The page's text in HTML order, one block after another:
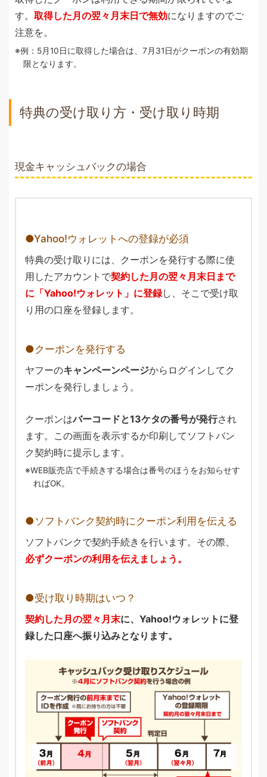
す。 取得した月の翌々月末日で無効になりますのでご
注意を。
例：5月10日に取得した場合は、7月31日がクーポンの有効期
限となります。
特典の受け取り方・受け取り時期
現金キャッシュバックの場合
Yahoo!ウォレットへの登録が必須
特典の受け取りには、クーポンを発行する際に使
用したアカウントで契約した月の翌々月末日まで
に「Yahoo!ウォレット」に登録し、そこで受け取
り用の口座を登録します。
クーポンを発行する
ヤフーのキャンペーンページからログインしてク
ーポンを発行しましょう。
クーポンはバーコードと13ケタの番号が発行され
ます。この画面を表示するか印刷してソフトバン
ク契約時に提示します。
WEB販売店で手続きする場合は番号のほうをお知らせす
ればOK。
ソフトバンク契約時にクーポン利用を伝える
ソフトバンクで契約手続きを行います。その際、
必ずクーポンの利用を伝えましょう。
受け取り時期はいつ？
契約した月の翌々月末に、Yahoo!ウォレットに登
録した口座へ振り込みとなります。